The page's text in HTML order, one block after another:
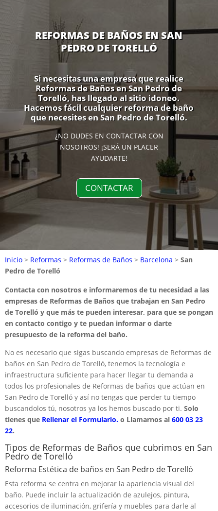
REFORMAS DE BAÑOS EN SAN
PEDRO DE TORELLÓ
Si necesitas una empresa que realice
Reformas de Baños en San Pedro de
Torelló, has llegado al sitio idoneo.
Hacemos fácil cualquier reforma de baño
que necesites en San Pedro de Torelló.
¿NO DUDES EN CONTACTAR CON
NOSOTROS! ¡SERÁ UN PLACER
AYUDARTE!
CONTACTAR
Inicio > Reformas > Reformas de Baños > Barcelona > San
Pedro de Torelló
Contacta con nosotros e informaremos de tu necesidad a las
empresas de Reformas de Baños que trabajan en San Pedro
de Torelló y que más te pueden interesar, para que se pongan
en contacto contigo y te puedan informar o darte
presupuesto de la reforma del baño.
No es necesario que sigas buscando empresas de Reformas de
baños en San Pedro de Torelló, tenemos la tecnología e
infraestructura suficiente para hacer llegar tu demanda a
todos los profesionales de Reformas de baños que actúan en
San Pedro de Torelló y así no tengas que perder tu tiempo
buscandolos tú, nosotros ya los hemos buscado por ti. Solo
tienes que Rellenar el Formulario. o Llamarnos al 600 03 23
22.
Tipos de Reformas de Baños que cubrimos en San
Pedro de Torelló
Reforma Estética de baños en San Pedro de Torelló
Esta reforma se centra en mejorar la apariencia visual del
baño. Puede incluir la actualización de azulejos, pintura,
accesorios de iluminación, grifería y muebles para darle al